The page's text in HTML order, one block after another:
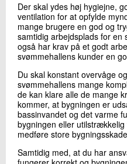
Der skal ydes høj hygiejne,
ventilation for at opfylde
mange brugere en god og
samtidig arbejdsplads for en
også har krav på et godt
svømmehallens kunder en
Du skal konstant overvåge
svømmehallens mange
de kan klare alle de mange
kommer, at bygningen er
bassinvandet og det varme
bygningen eller
medføre store
Samtidig med, at du har